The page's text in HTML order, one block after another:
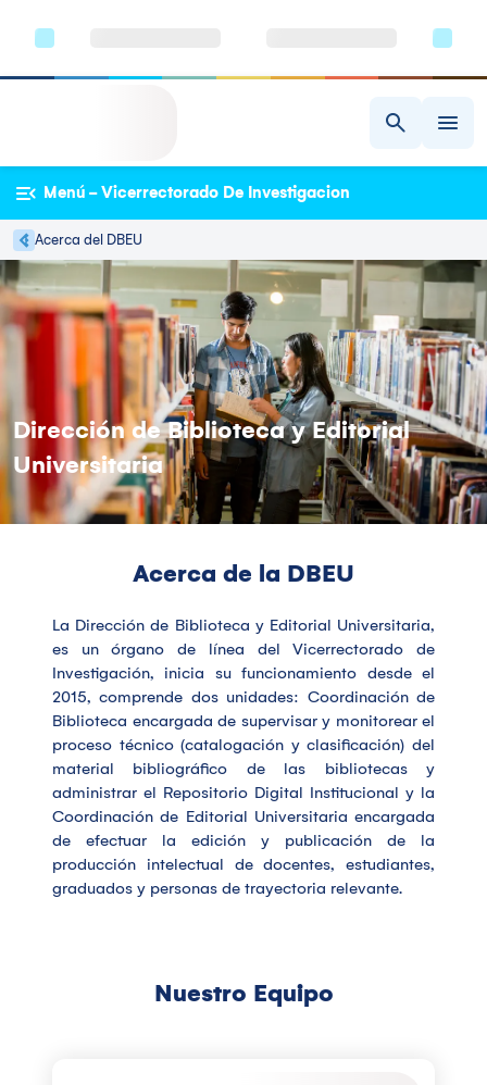
Menú - Vicerrectorado De Investigacion
Acerca del DBEU
Dirección de Biblioteca y Editorial
Universitaria
Acerca de la DBEU
La Dirección de Biblioteca y Editorial Universitaria,
es un órgano de línea del Vicerrectorado de
Investigación, inicia su funcionamiento desde el
2015, comprende dos unidades: Coordinación de
Biblioteca encargada de supervisar y monitorear el
proceso técnico (catalogación y clasificación) del
material bibliográfico de las bibliotecas y
administrar el Repositorio Digital Institucional y la
Coordinación de Editorial Universitaria encargada
de efectuar la edición y publicación de la
producción intelectual de docentes, estudiantes,
graduados y personas de trayectoria relevante.
Nuestro Equipo